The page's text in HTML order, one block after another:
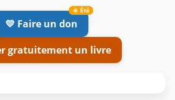
💛 Faire un don
gratuitement un livre